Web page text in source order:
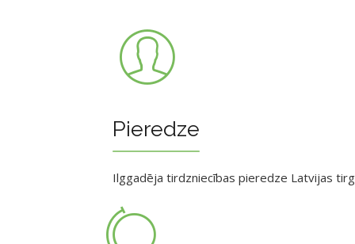
Pieredze
Ilggadēja tirdzniecības pieredze Latvijas